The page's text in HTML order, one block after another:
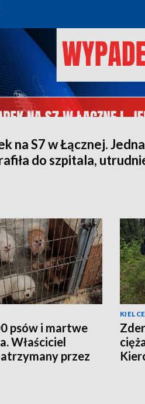
na S7 w Łącznej. Jedna
do szpitala,
psów i martwe
Właściciel
przez
KIELCE